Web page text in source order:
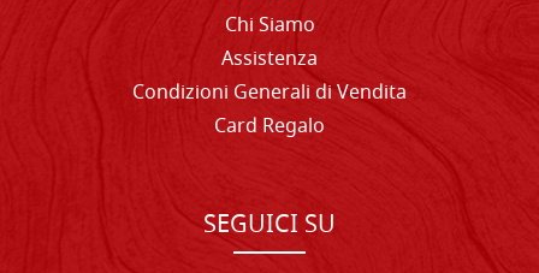
Chi Siamo
Assistenza
Condizioni Generali di Vendita
Card Regalo
SEGUICI SU